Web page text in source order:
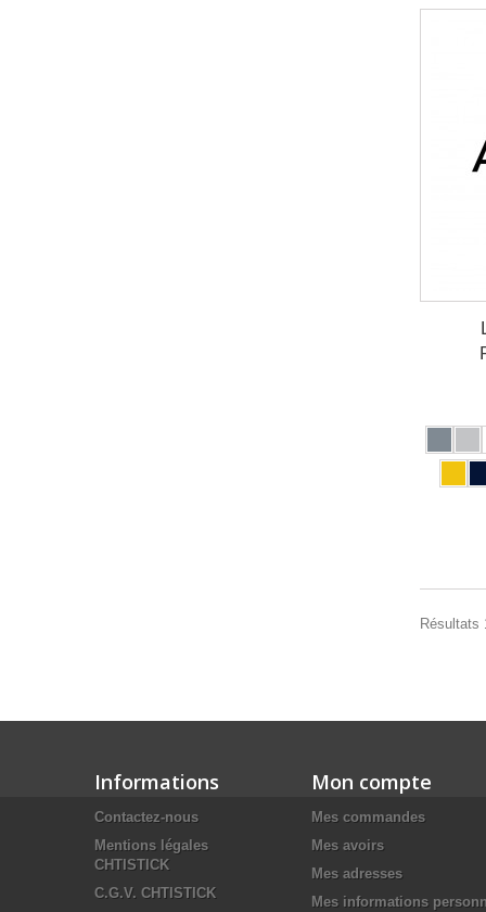
Résultats
Informations
Contactez-nous
Mentions légales
CHTISTICK
C.G.V. CHTISTICK
Mon compte
Mes commandes
Mes avoirs
Mes adresses
Mes informations